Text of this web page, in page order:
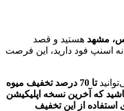
مشهد هستید و قصد
اسنپ فود داريد، اين فرصت
تا 70 درصد تخفیف میوه
که آخرین نسخه اپلیکیشن
از این تخفیف